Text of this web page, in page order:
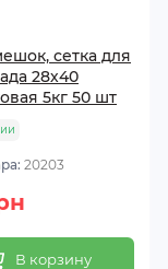
сетка для
28х40
5кг 50 шт
20203
В корзину